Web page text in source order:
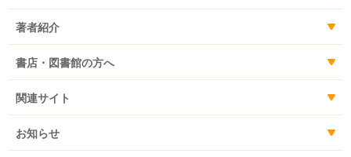
著者紹介
書店・図書館の方へ
関連サイト
お知らせ